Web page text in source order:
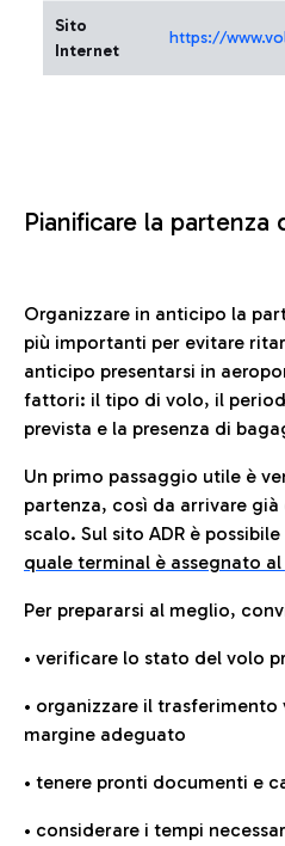
Sito
Internet
https://
Pianificare la partenza
Organizzare in anticipo la
più importanti per evitare
anticipo presentarsi in
fattori: il tipo di volo, il
prevista e la presenza di
Un primo passaggio utile è
partenza, così da arrivare
scalo. Sul sito ADR è
quale terminal è assegnato
Per prepararsi al meglio,
• verificare lo stato del volo
• organizzare il trasferimento
margine adeguato
• tenere pronti documenti e
• considerare i tempi